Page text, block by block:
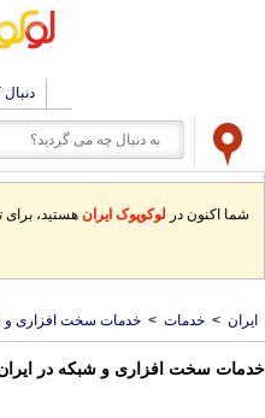
شما اکنون در لوکوپوک ایران هستید، برای
ایران > خدمات > خدمات سخت افزاری و
خدمات سخت افزاری و شبکه در